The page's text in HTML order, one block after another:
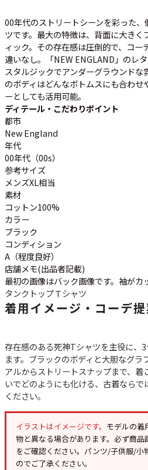
お客様の声
レビュー1万件突破
お気に入りリスト
会員登録
メルマガ登録
会社概要
店舗一覧
古着卸売
特定商取引法に基づく表示
プライバシーポリシー
お問い合わせ
00年代のストリートシーンを彩った、
ツです。最大の特徴は、背面に大きく
ィック。その存在感は圧倒的で、コー
違いなし。「NEW ENGLAND」のレ
スタルジックでアンダーグラウンド
のボディはどんなボトムスにも合わ
ーとしても活用可能。
ディテール・こだわりポイント
都市
New England
年代
00年代（00s）
参考サイズ
メンズXL相当
素材
コットン100%
カラー
ブラック
コンディション
A（程度良好）
店舗メモ(出品者記載)
最初の画像はバック画像です。袖がカ
タンクトップＴシャツ
着用イメージ・コーデ
存在感のある死神Tシャツを主役に、
ます。ブラックのボディと大胆なグラ
アルからストリートスナップまで、
いでどのようにも化ける、古着なら
ください。
イラストはイメージです。 モデルの着
物と異なる場合があります。必ず商品
をご確認ください。パンツ/子供服/小
のでご了承ください。